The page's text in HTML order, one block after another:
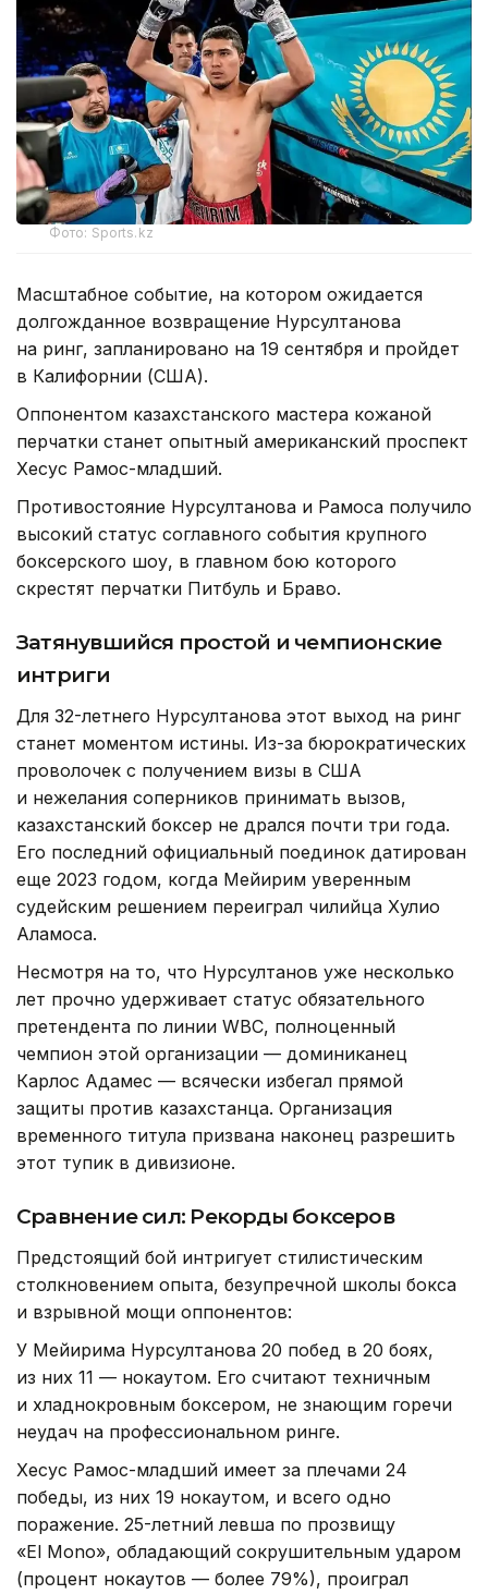
Фото: Sports.kz
Масштабное событие, на котором ожидается
долгожданное возвращение Нурсултанова
на ринг, запланировано на 19 сентября и пройдет
в Калифорнии (США).
Оппонентом казахстанского мастера кожаной
перчатки станет опытный американский проспект
Хесус Рамос-младший.
Противостояние Нурсултанова и Рамоса получило
высокий статус соглавного события крупного
боксерского шоу, в главном бою которого
скрестят перчатки Питбуль и Браво.
Затянувшийся простой и чемпионские
интриги
Для 32-летнего Нурсултанова этот выход на ринг
станет моментом истины. Из-за бюрократических
проволочек с получением визы в США
и нежелания соперников принимать вызов,
казахстанский боксер не дрался почти три года.
Его последний официальный поединок датирован
еще 2023 годом, когда Мейирим уверенным
судейским решением переиграл чилийца Хулио
Аламоса.
Несмотря на то, что Нурсултанов уже несколько
лет прочно удерживает статус обязательного
претендента по линии WBC, полноценный
чемпион этой организации — доминиканец
Карлос Адамес — всячески избегал прямой
защиты против казахстанца. Организация
временного титула призвана наконец разрешить
этот тупик в дивизионе.
Сравнение сил: Рекорды боксеров
Предстоящий бой интригует стилистическим
столкновением опыта, безупречной школы бокса
и взрывной мощи оппонентов:
У Мейирима Нурсултанова 20 побед в 20 боях,
из них 11 — нокаутом. Его считают техничным
и хладнокровным боксером, не знающим горечи
неудач на профессиональном ринге.
Хесус Рамос-младший имеет за плечами 24
победы, из них 19 нокаутом, и всего одно
поражение. 25-летний левша по прозвищу
«El Mono», обладающий сокрушительным ударом
(процент нокаутов — более 79%), проиграл